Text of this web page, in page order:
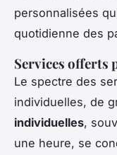
personnalisées
quotidienne des
Services offerts
Le spectre des
individuelles, de
individuelles,
une heure, se